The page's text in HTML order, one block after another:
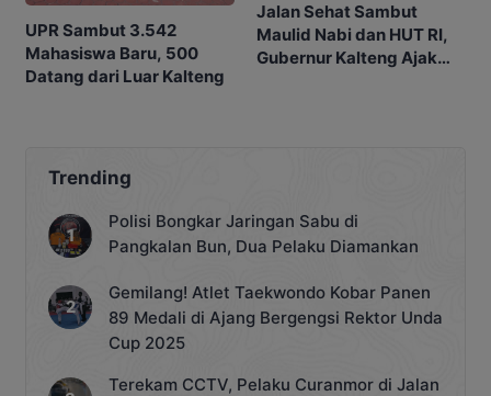
UPR Sambut 3.542
Mahasiswa Baru, 500
Datang dari Luar Kalteng
Jalan Sehat Sambut
Maulid Nabi dan HUT RI,
Gubernur Kalteng Ajak
Trending
Polisi Bongkar Jaringan Sabu di
Pangkalan Bun, Dua Pelaku Diamankan
Gemilang! Atlet Taekwondo Kobar Panen
89 Medali di Ajang Bergengsi Rektor Unda
Cup 2025
Terekam CCTV, Pelaku Curanmor di Jalan